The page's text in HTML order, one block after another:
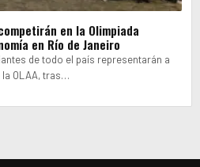
en la Olimpiada
en Río de Janeiro
de todo el país representarán a
la OLAA, tras…